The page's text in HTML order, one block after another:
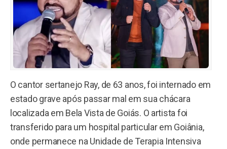
O cantor sertanejo Ray, de 63 anos, foi internado em
estado grave após passar mal em sua chácara
localizada em Bela Vista de Goiás. O artista foi
transferido para um hospital particular em Goiânia,
onde permanece na Unidade de Terapia Intensiva